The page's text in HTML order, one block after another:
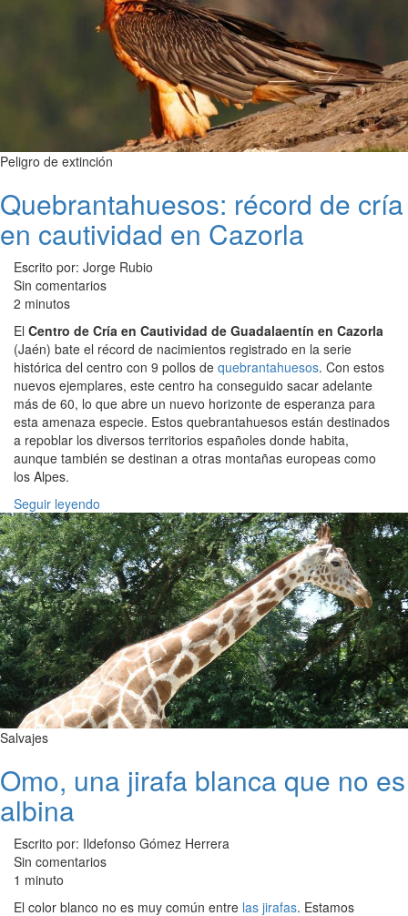
Peligro de extinción
Quebrantahuesos: récord de cría
en cautividad en Cazorla
Escrito por: Jorge Rubio
Sin comentarios
2 minutos
El Centro de Cría en Cautividad de Guadalaentín en Cazorla
(Jaén) bate el récord de nacimientos registrado en la serie
histórica del centro con 9 pollos de quebrantahuesos. Con estos
nuevos ejemplares, este centro ha conseguido sacar adelante
más de 60, lo que abre un nuevo horizonte de esperanza para
esta amenaza especie. Estos quebrantahuesos están destinados
a repoblar los diversos territorios españoles donde habita,
aunque también se destinan a otras montañas europeas como
los Alpes.
Seguir leyendo
Salvajes
Omo, una jirafa blanca que no es
albina
Escrito por: Ildefonso Gómez Herrera
Sin comentarios
1 minuto
El color blanco no es muy común entre las jirafas. Estamos